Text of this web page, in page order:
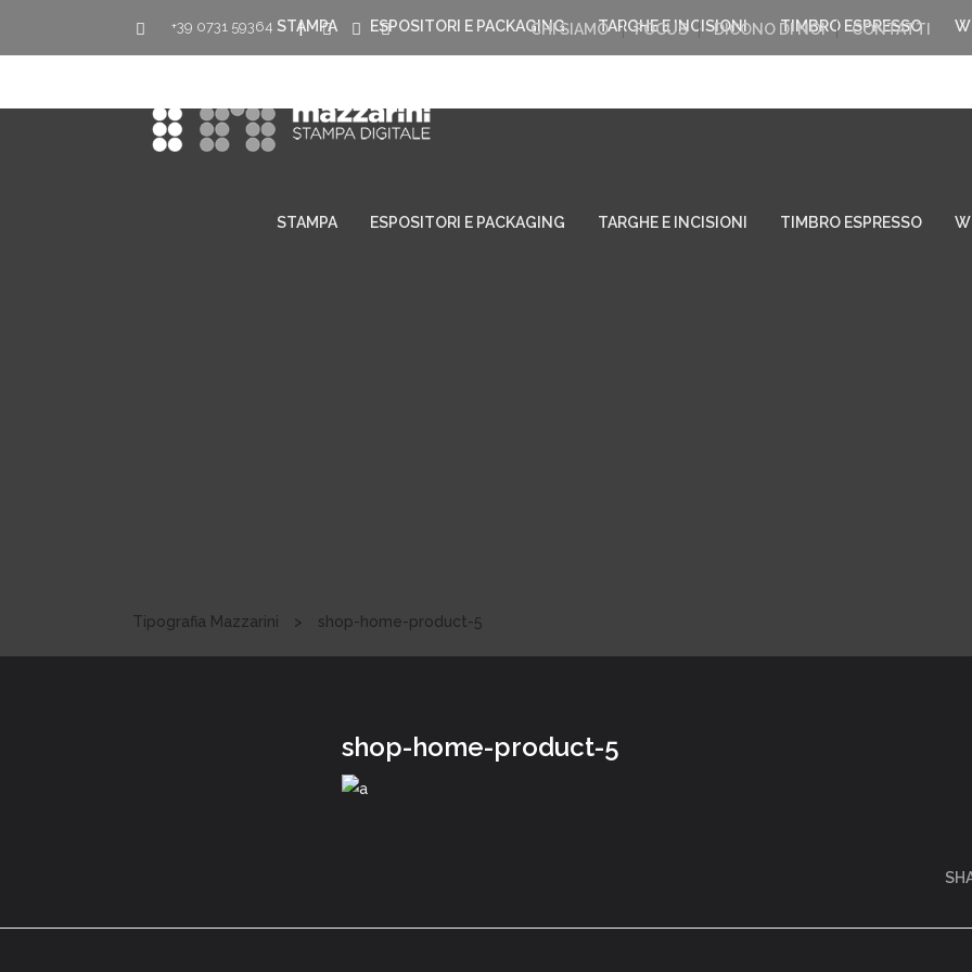
+39 0731 59364 | CHI SIAMO FOCUS DICONO DI NOI CONTATTI
STAMPA ESPOSITORI E PACKAGING TARGHE E INCISIONI TIMBRO ESPRESSO
STAMPA ESPOSITORI E PACKAGING TARGHE E INCISIONI TIMBRO ESPRESSO
Tipografia Mazzarini > shop-home-product-5
shop-home-product-5